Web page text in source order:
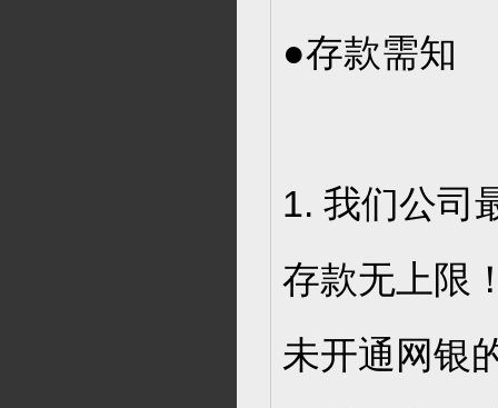
●存款需知
1. 我们公司
存款无上限
未开通网银